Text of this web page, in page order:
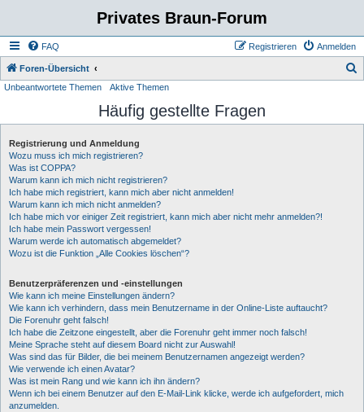
Privates Braun-Forum
FAQ Anmelden
Registrieren
Foren-Übersicht
h
Unbeantwortete Themen Aktive Themen
Häufig gestellte Fragen
Registrierung und Anmeldung
Wozu muss ich mich registrieren?
Was ist COPPA?
Warum kann ich mich nicht registrieren?
Ich habe mich registriert, kann mich aber nicht anmelden!
Warum kann ich mich nicht anmelden?
Ich habe mich vor einiger Zeit registriert, kann mich aber nicht mehr anmelden?!
Ich habe mein Passwort vergessen!
Warum werde ich automatisch abgemeldet?
Wozu ist die Funktion „Alle Cookies löschen“?
Benutzerpräferenzen und -einstellungen
Wie kann ich meine Einstellungen ändern?
Wie kann ich verhindern, dass mein Benutzername in der Online-Liste auftaucht?
Die Forenuhr geht falsch!
Ich habe die Zeitzone eingestellt, aber die Forenuhr geht immer noch falsch!
Meine Sprache steht auf diesem Board nicht zur Auswahl!
Was sind das für Bilder, die bei meinem Benutzernamen angezeigt werden?
Wie verwende ich einen Avatar?
Was ist mein Rang und wie kann ich ihn ändern?
Wenn ich bei einem Benutzer auf den E-Mail-Link klicke, werde ich aufgefordert, mich
anzumelden.